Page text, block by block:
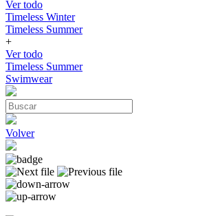
Ver todo
Timeless Winter
Timeless Summer
+
Ver todo
Timeless Summer
Swimwear
Volver